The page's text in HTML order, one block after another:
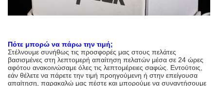
Πότε μπορώ να πάρω την τιμή;
Στέλνουμε συνήθως τις προσφορές μας στους πελάτες
βασισμένες στη λεπτομερή απαίτηση πελατών μέσα σε 24 ώρες
αφότου ανακοινώσαμε όλες τις λεπτομέρειες σαφώς. Εντούτοις,
εάν θέλετε να πάρετε την τιμή προηγούμενη ή στην επείγουσα
απαίτηση, παρακαλώ μας πέστε και μπορούμε να συναντήσουμε